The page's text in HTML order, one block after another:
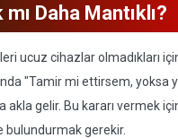
Daha Mantıklı?
ucuz cihazlar olmadıkları
"Tamir mi ettirsem, yoksa
akla gelir. Bu kararı vermek
bulundurmak gerekir.